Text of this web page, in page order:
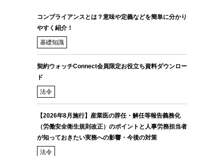
コンプライアンスとは？意味や定義などを簡単に分かり
やすく紹介！
基礎知識
契約ウォッチConnect会員限定お役立ち資料ダウンロー
ド
法令
【2026年8月施行】産業医の辞任・解任等報告義務化
（労働安全衛生規則改正）のポイントと人事労務担当者
が知っておきたい実務への影響・今後の対策
法令